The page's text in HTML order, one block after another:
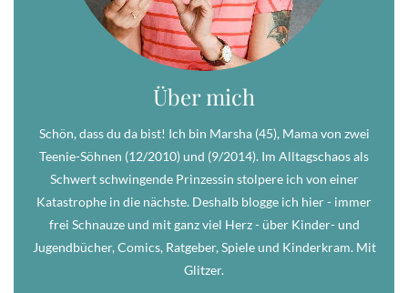
Über mich
Schön, dass du da bist! Ich bin Marsha (45), Mama von zwei
Teenie-Söhnen (12/2010) und (9/2014). Im Alltagschaos als
Schwert schwingende Prinzessin stolpere ich von einer
Katastrophe in die nächste. Deshalb blogge ich hier - immer
frei Schnauze und mit ganz viel Herz - über Kinder- und
Jugendbücher, Comics, Ratgeber, Spiele und Kinderkram. Mit
Glitzer.